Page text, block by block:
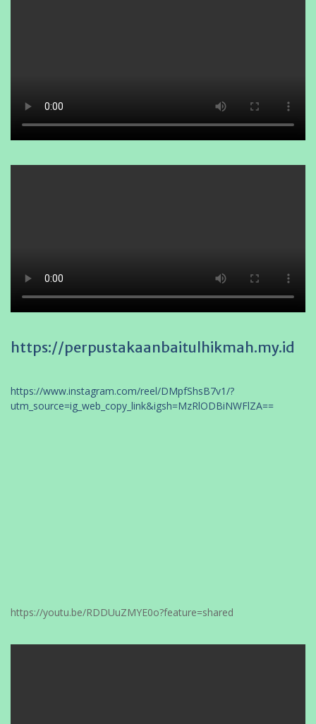
https://perpustakaanbaitulhikmah.my.id
https://www.instagram.com/reel/DMpfShsB7v1/?
utm_source=ig_web_copy_link&igsh=MzRlODBiNWFlZA==
https://youtu.be/RDDUuZMYE0o?feature=shared